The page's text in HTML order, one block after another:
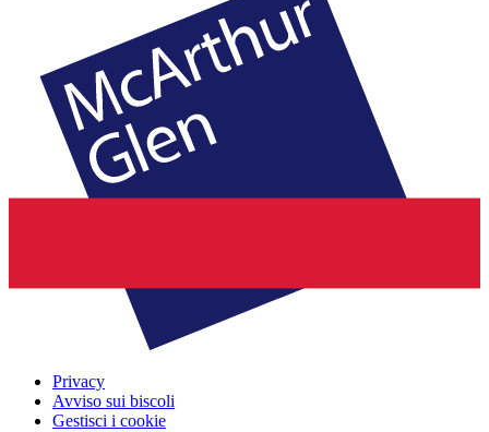
Privacy
Avviso sui biscoli
Gestisci i cookie